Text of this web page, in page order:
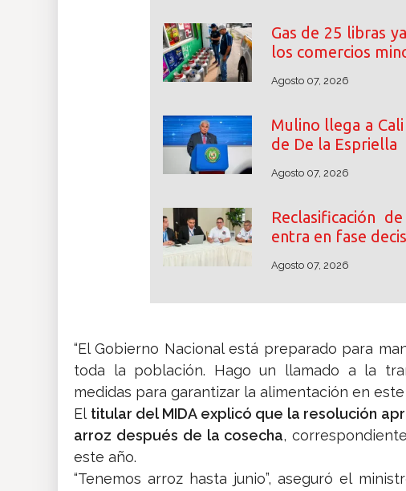
Gas de 25 libras
los comercios
Agosto 07, 2026
Mulino llega a
de De la Espriella
Agosto 07, 2026
Reclasificación
entra en fase
Agosto 07, 2026
“El Gobierno Nacional está preparado para
toda la población. Hago un llamado a la
medidas para garantizar la alimentación en este
Eltitular del MIDA explicó que la resolución
arroz después de la cosecha,
este año.
“Tenemos arroz hasta junio”, aseguró el